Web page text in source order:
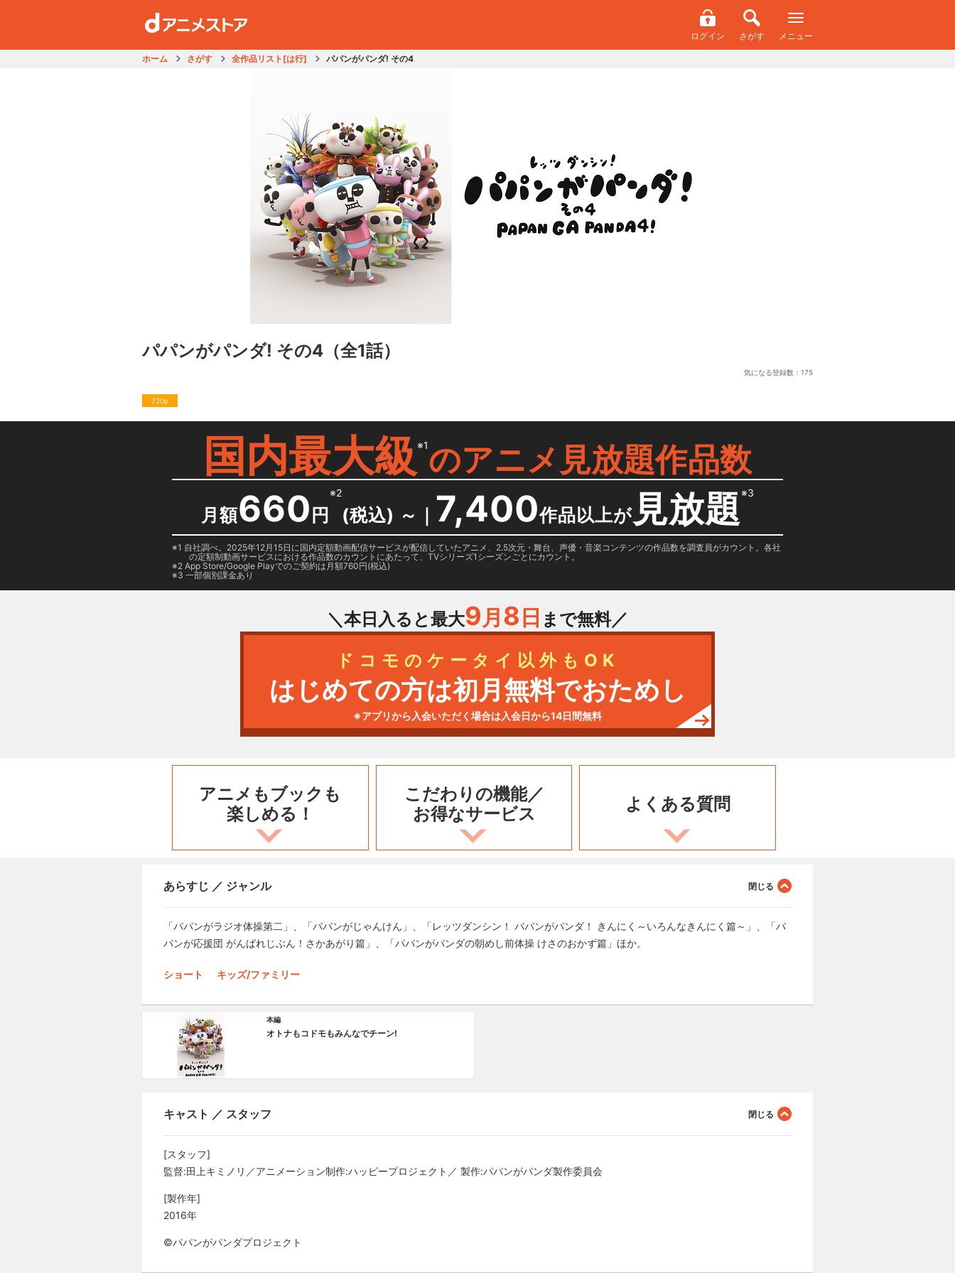
ログイン さがす メニュー
ホーム さがす 全作品リスト[は行] パパンがパンダ! その4
パパンがパンダ! その4 （全1話）
気になる登録数： 175
720p
国内最大級 ※1のアニメ見放題作品数
月額660 円
※2
(税込) ～ ｜ 7,400作品以上が 見放題※3
1 自社調べ。2025年12月15日に国内定額動画配信サービスが配信していたアニメ、2.5次元・舞台、声優・音楽コンテンツの作品数を調査員がカウント。各社
の定額制動画サービスにおける作品数のカウントにあたって、TVシリーズ1シーズンごとにカウント。
2 App Store/Google Playでのご契約は月額760円(税込)
3 一部個別課金あり
＼本日入ると最大9月 8 日 まで無料／
ドコモのケータイ以外もOK
はじめての方は初月無料でおためし
※アプリから入会いただく場合は入会日から14日間無料
アニメもブックも
楽しめる！
こだわりの機能／
お得なサービス
よくある質問
あらすじ ／ ジャンル
「パパンがラジオ体操第二」、「パパンがじゃんけん」、「レッツダンシン！ パパンがパンダ！ きんにく～いろんなきんにく篇～」、「パ
パンが応援団 がんばれじぶん！さかあがり篇」、「パパンがパンダの朝めし前体操 けさのおかず篇」ほか。
ショート キッズ/ファミリー
本編
オトナもコドモもみんなでチーン!
キャスト ／ スタッフ
[スタッフ]
監督:田上キミノリ／アニメーション制作:ハッピープロジェクト／ 製作:パパンがパンダ製作委員会
[製作年]
2016年
©パパンがパンダプロジェクト